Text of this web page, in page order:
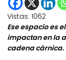
Vistas: 1062
Ese espacio es
impactan en la
cadena cárnica.